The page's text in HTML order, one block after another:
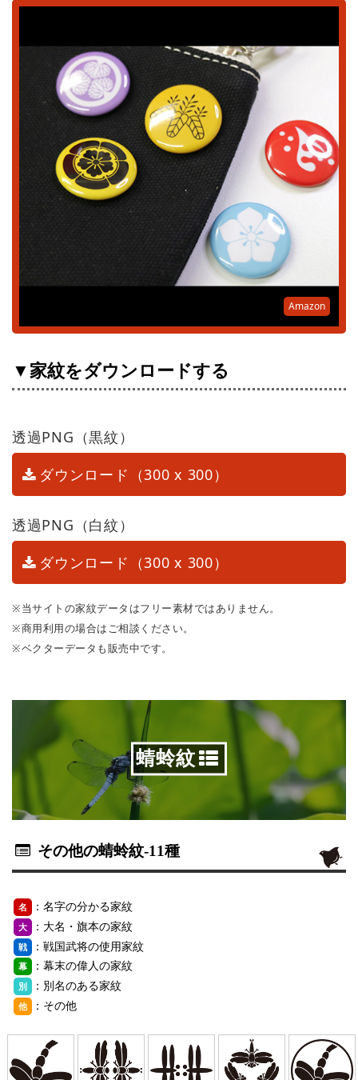
Amazon
▼家紋をダウンロードする
透過PNG（黒紋）
ダウンロード（300 x 300）
透過PNG（白紋）
ダウンロード（300 x 300）
※当サイトの家紋データはフリー素材ではありません。
※商用利用の場合はご相談ください。
※ベクターデータも販売中です。
蜻蛉紋
その他の蜻蛉紋-11種
名 ：名字の分かる家紋
大 ：大名・旗本の家紋
戦 ：戦国武将の使用家紋
幕 ：幕末の偉人の家紋
別 ：別名のある家紋
他 ：その他